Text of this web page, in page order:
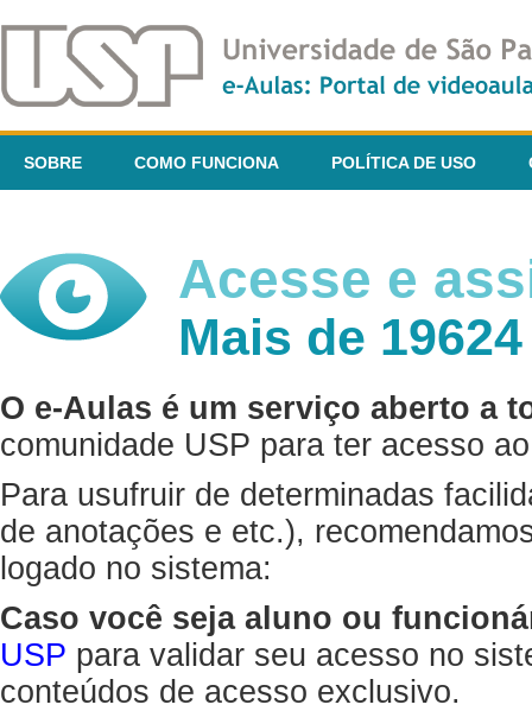
SOBRE COMO FUNCIONA POLÍTICA DE USO
Acesse e
Mais de
O e-Aulas é um serviço aberto a
comunidade USP para ter acesso
Para usufruir de determinadas
de anotações e etc.),
logado no sistema:
Caso você seja aluno ou
USP para validar seu acesso no
conteúdos de acesso exclusivo.